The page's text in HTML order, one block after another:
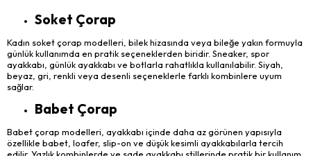
Soket Çorap
Kadın soket çorap modelleri, bilek hizasında veya bileğe yakın formuyla
günlük kullanımda en pratik seçeneklerden biridir. Sneaker, spor
ayakkabı, günlük ayakkabı ve botlarla rahatlıkla kullanılabilir. Siyah,
beyaz, gri, renkli veya desenli seçeneklerle farklı kombinlere uyum
sağlar.
Babet Çorap
Babet çorap modelleri, ayakkabı içinde daha az görünen yapısıyla
özellikle babet, loafer, slip-on ve düşük kesimli ayakkabılarla tercih